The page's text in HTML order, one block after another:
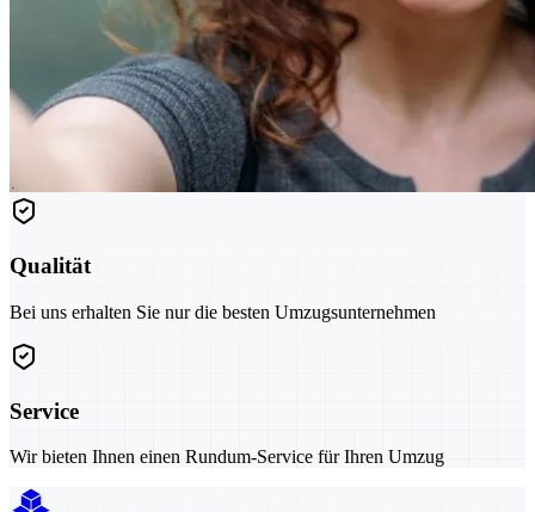
Qualität
Bei uns erhalten Sie nur die besten Umzugsunternehmen
Service
Wir bieten Ihnen einen Rundum-Service für Ihren Umzug